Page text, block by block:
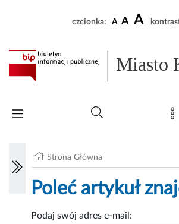
czcionka: A A A
Miasto
Strona Główna
Poleć artykuł
Podaj swój adres e-mail: